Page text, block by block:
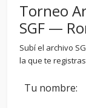
Torneo
SGF —
Subí el archivo
la que te
Tu nombre: